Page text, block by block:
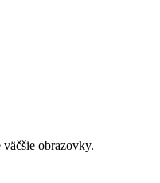
obrazovky.